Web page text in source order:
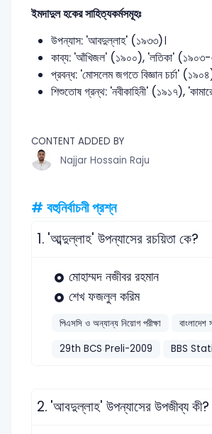
ইমদাদুল হকের সাহিত্যকর্মসমূহঃ
উপন্যাস: 'আবদুল্লাহ' (১৯৩৩)।
কাব্য: 'আঁখিজল' (১৯০০), 'লতিকা' (১৯০৩-
প্রবন্ধ: 'মোসলেম জগতে বিজ্ঞান চর্চা'
শিশুতোষ গ্রন্থ: 'নবীকাহিনী' (১৯১৭),
CONTENT ADDED BY
Najjar Hossain Raju
# বহুনির্বাচনী প্রশ্ন
1. 'আব্দুল্লাহ' উপন্যাসের রচয়িতা কে?
মোহাম্মদ নজীবর রহমান
শেখ ফজলুল করিম
পিএসসি ও অন্যান্য নিয়োগ পরীক্ষা
29th BCS Preli-2009
BBS
2. 'আবদুল্লাহ' উপন্যাসের উপজীব্য কী?